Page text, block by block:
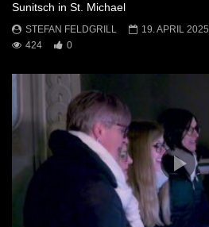
Sunitsch in St. Michael
STEFAN FELDGRILL
19. APRIL 2025
424
0